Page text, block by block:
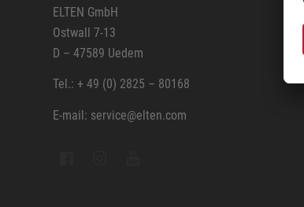
ELTEN GmbH
Ostwall 7-13
D – 47589 Uedem
Tel.: + 49 (0) 2825 – 80168
E-mail: service@elten.com